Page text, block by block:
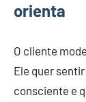
orienta
O cliente
Ele quer
consciente e